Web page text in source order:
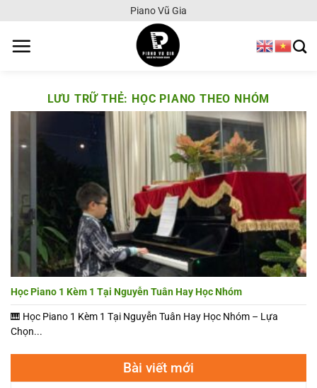
nội
Piano Vũ Gia
LƯU TRỮ THẺ: HỌC PIANO THEO NHÓM
Học Piano 1 Kèm 1 Tại Nguyễn Tuân Hay Học Nhóm
🎹 Học Piano 1 Kèm 1 Tại Nguyễn Tuân Hay Học Nhóm – Lựa
Chọn...
Bài viết mới